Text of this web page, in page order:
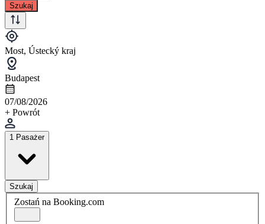
Szukaj
Most, Ústecký kraj
Budapest
07/08/2026
+ Powrót
1 Pasażer
Szukaj
Zostań na Booking.com